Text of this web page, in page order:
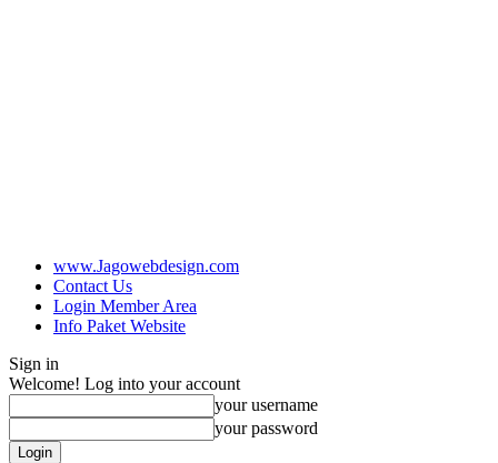
www.Jagowebdesign.com
Contact Us
Login Member Area
Info Paket Website
Sign in
Welcome! Log into your account
your username
your password